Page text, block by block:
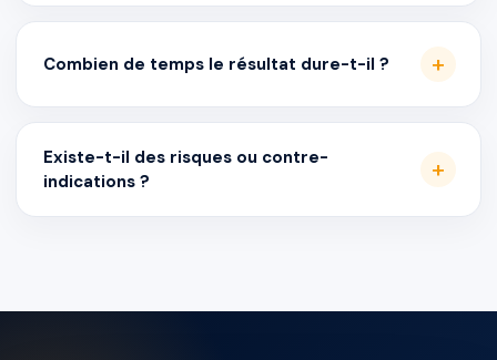
Combien de temps le résultat dure-t-il ?
Existe-t-il des risques ou contre-
indications ?